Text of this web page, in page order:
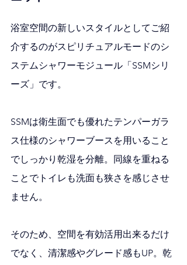
浴室空間の新しいスタイルとしてご紹
介するのがスピリチュアルモードのシ
ステムシャワーモジュール「SSMシリ
ーズ」です。
SSMは衛生面でも優れたテンパーガラ
ス仕様のシャワーブースを用いること
でしっかり乾湿を分離。同線を重ねる
ことでトイレも洗面も狭さを感じさせ
ません。
そのため、空間を有効活用出来るだけ
でなく、清潔感やグレード感もUP。乾